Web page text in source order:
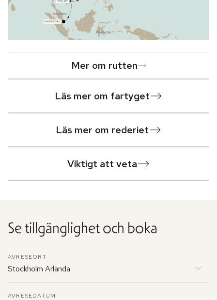
Mer om rutten
Läs mer om fartyget
Läs mer om rederiet
Viktigt att veta
Se tillgänglighet och boka
AVRESEORT
Stockholm Arlanda
AVRESEDATUM